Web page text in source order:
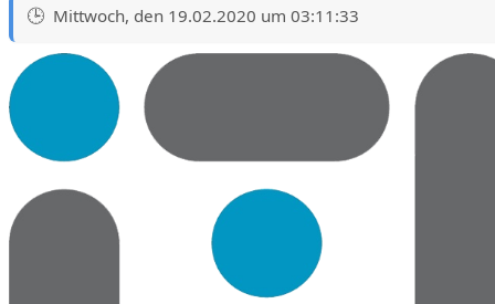
Mittwoch, den 19.02.2020 um 03:11:33